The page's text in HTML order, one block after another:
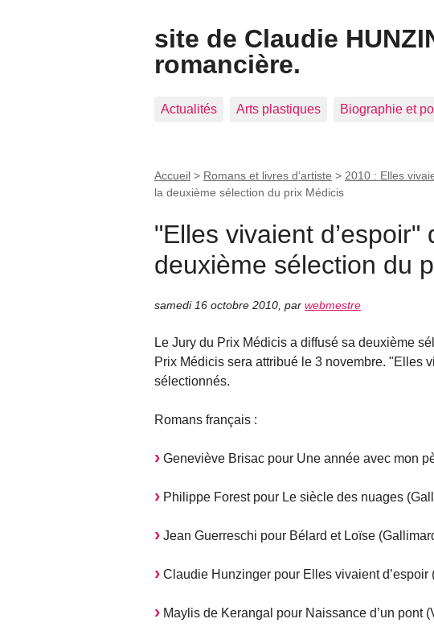
site de Claudie
romancière.
Actualités Arts plastiques Biographie et
Accueil > Romans et livres d’artiste > 2010 : Elles
la deuxième sélection du prix Médicis
"Elles vivaient d’espoir"
deuxième sélection du
samedi 16 octobre 2010 par webmestre
Le Jury du Prix Médicis a diffusé sa deuxième
Prix Médicis sera attribué le 3 novembre. "Elles
sélectionnés.
Romans français :
Geneviève Brisac pour Une année avec mon
Philippe Forest pour Le siècle des nuages
Jean Guerreschi pour Bélard et Loïse
Claudie Hunzinger pour Elles vivaient d’espoir
Maylis de Kerangal pour Naissance d’un pont